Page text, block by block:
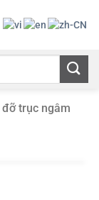
đỡ trục ngâm